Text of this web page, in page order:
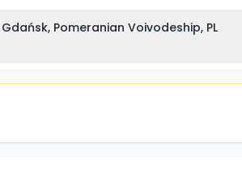
Pomeranian Voivodeship, PL